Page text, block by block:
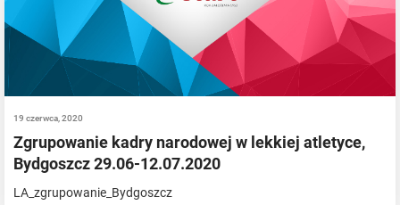
19 czerwca, 2020
Zgrupowanie kadry narodowej w lekkiej atletyce,
Bydgoszcz 29.06-12.07.2020
LA_zgrupowanie_Bydgoszcz